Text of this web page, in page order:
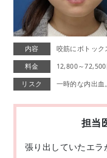
内容 咬筋にボトック
料金 12,800～72,500
リスク 一時的な内出血
担当
張り出していたエラ